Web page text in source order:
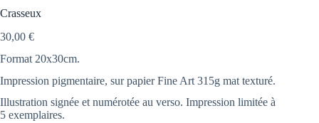
Crasseux
30,00 €
Format 20x30cm.
Impression pigmentaire, sur papier Fine Art 315g mat texturé.
Illustration signée et numérotée au verso. Impression limitée à
5 exemplaires.